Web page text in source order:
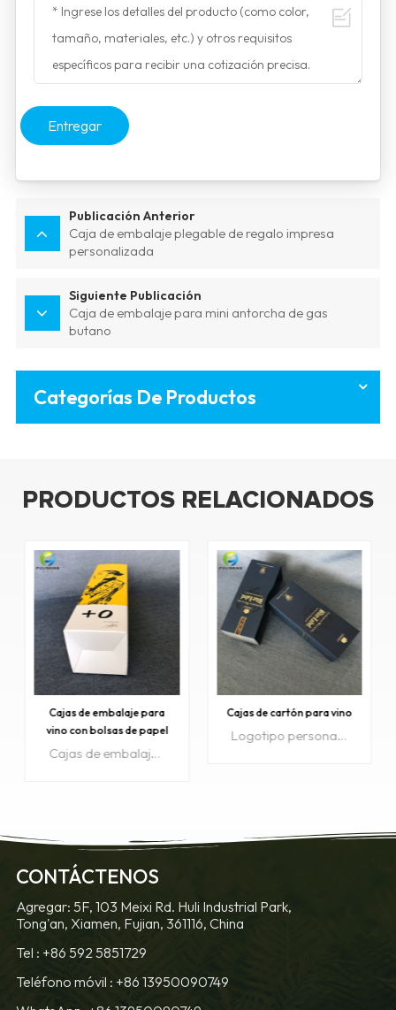
Entregar
Publicación Anterior
Caja de embalaje plegable de regalo impresa
personalizada
Siguiente Publicación
Caja de embalaje para mini antorcha de gas
butano
Categorías De Productos
PRODUCTOS RELACIONADOS
Cajas de embalaje para
vino con bolsas de papel
Cajas de embalaje de vino personalizadas con bolsas de papel.
OBTENGA
MÁS
Cajas de cartón para vino
Logotipo personalizado estampado en caliente con su propio diseño en cajas de cartón para vino.
INFORMACIÓN
CONTÁCTENOS
Agregar: 5F, 103 Meixi Rd. Huli Industrial Park,
Tong'an, Xiamen, Fujian, 361116, China
Tel : +86 592 5851729
Teléfono móvil : +86 13950090749